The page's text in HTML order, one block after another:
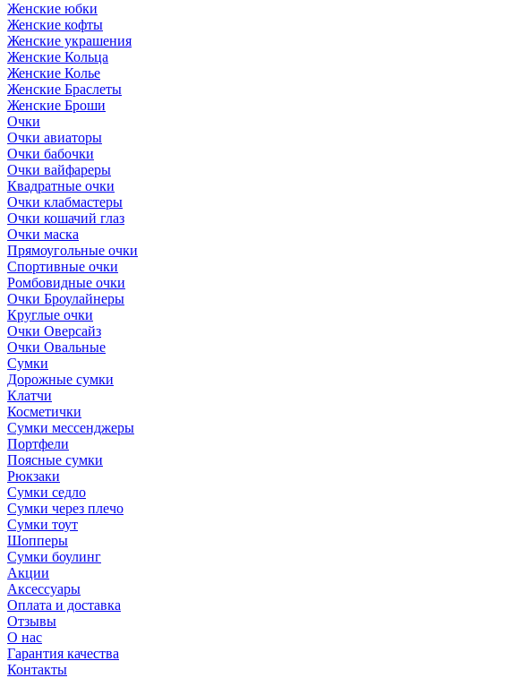
Женские юбки
Женские кофты
Женские украшения
Женские Кольца
Женские Колье
Женские Браслеты
Женские Броши
Очки
Очки авиаторы
Очки бабочки
Очки вайфареры
Квадратные очки
Очки клабмастеры
Очки кошачий глаз
Очки маска
Прямоугольные очки
Спортивные очки
Ромбовидные очки
Очки Броулайнеры
Круглые очки
Очки Оверсайз
Очки Овальные
Сумки
Дорожные сумки
Клатчи
Косметички
Сумки мессенджеры
Портфели
Поясные сумки
Рюкзаки
Сумки седло
Сумки через плечо
Сумки тоут
Шопперы
Сумки боулинг
Акции
Аксессуары
Оплата и доставка
Отзывы
О нас
Гарантия качества
Контакты